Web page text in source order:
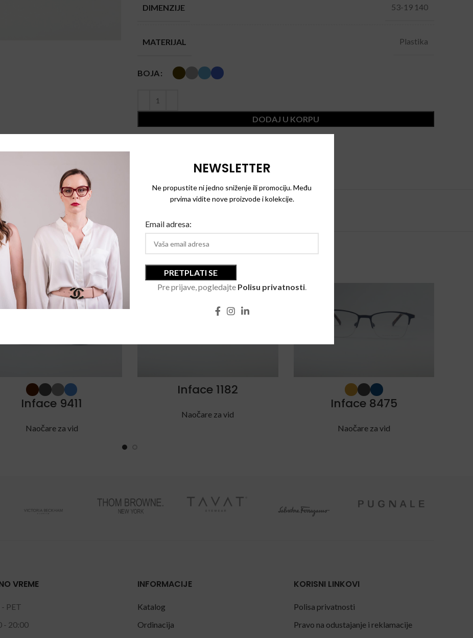
NEWSLETTER
Ne propustite ni jedno sniženje ili promociju. Među
prvima vidite nove proizvode i kolekcije.
Email adresa:
Pre prijave, pogledajte Polisu privatnosti.
DIMENZIJE 53-19 140
MATERIJAL Plastika
BOJA
DODAJ U KORPU
Inface 9411
Naočare za vid
Inface 1182
Naočare za vid
Inface 8475
Naočare za vid
VREME
PET
- 20:00
INFORMACIJE
Katalog
Ordinacija
KORISNI LINKOVI
Polisa privatnosti
Pravo na odustajanje i reklamacije